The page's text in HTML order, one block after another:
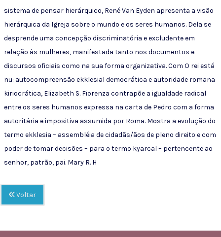
sistema de pensar hierárquico, René Van Eyden apresenta a visão
hierárquica da Igreja sobre o mundo e os seres humanos. Dela se
desprende uma concepção discriminatória e excludente em
relação às mulheres, manifestada tanto nos documentos e
discursos oficiais como na sua forma organizativa. Com O rei está
nu: autocompreensão ekklesial democrática e autoridade romana
kiriocrática, Elizabeth S. Fiorenza contrapõe a igualdade radical
entre os seres humanos expressa na carta de Pedro com a forma
autoritária e impositiva assumida por Roma. Mostra a evolução do
termo ekklesia – assembléia de cidadãs/ãos de pleno direito e com
poder de tomar decisões – para o termo kyarcal – pertencente ao
senhor, patrão, pai. Mary R. H
Voltar